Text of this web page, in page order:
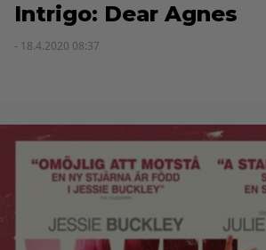
Intrigo: Dear Agnes
- 18.4.2020 08:37